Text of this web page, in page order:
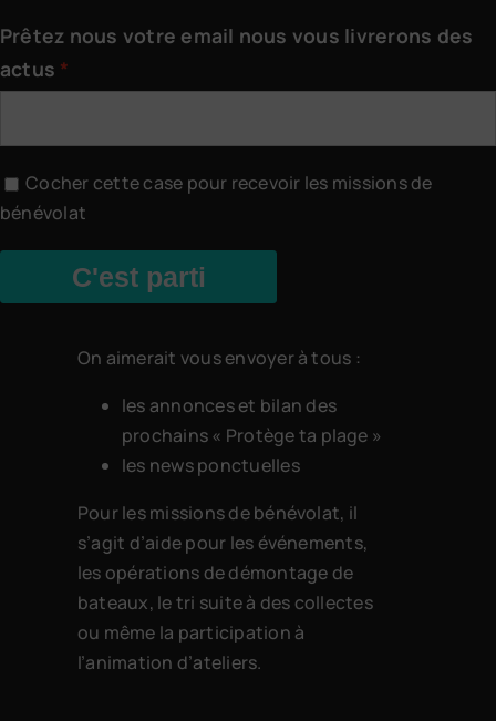
Prêtez nous votre email nous vous livrerons des
actus
Cocher cette case pour recevoir les missions de
bénévolat
C'est parti
On aimerait vous envoyer à tous :
les annonces et bilan des
prochains « Protège ta plage »
les news ponctuelles
Pour les missions de bénévolat, il
s’agit d’aide pour les événements,
les opérations de démontage de
bateaux, le tri suite à des collectes
ou même la participation à
l’animation d’ateliers.